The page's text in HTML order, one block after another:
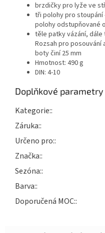
brzdičky pro lyže ve
tři polohy pro stoupání
polohy odstupňované
těle patky vázání,
Rozsah pro
boty činí 25 mm
Hmotnost: 490 g
DIN: 4-10
Doplňkové parametry
Kategorie:
Záruka:
Určeno pro:
Značka:
Sezóna:
Barva:
Doporučená MOC: